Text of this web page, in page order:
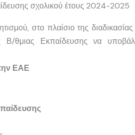
σχολικού έτους 2024-2025
στο πλαίσιο της
Β/θμιας Εκπαίδευσης να
ΕΑΕ